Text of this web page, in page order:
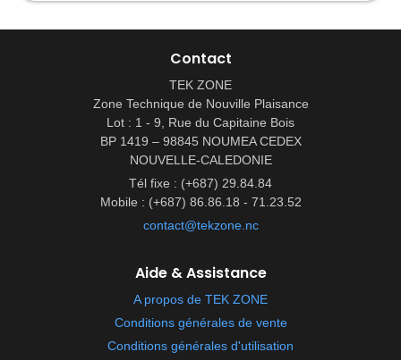
Contact
TEK ZONE
Zone Technique de Nouville Plaisance
Lot : 1 - 9, Rue du Capitaine Bois
BP 1419 – 98845 NOUMEA CEDEX
NOUVELLE-CALEDONIE
Tél fixe : (+687) 29.84.84
Mobile : (+687) 86.86.18 - 71.23.52
contact@tekzone.nc
Aide & Assistance
A propos de TEK ZONE
Conditions générales de vente
Conditions générales d'utilisation